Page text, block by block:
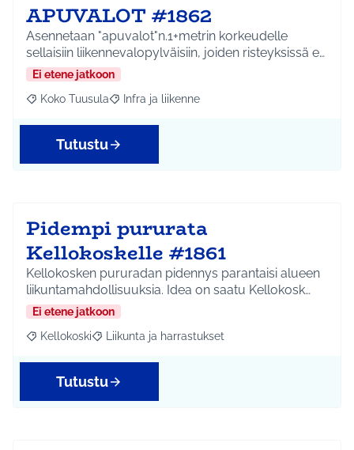
APUVALOT #1862
Asennetaan "apuvalot"n.1+metrin korkeudelle
sellaisiin liikennevalopylväisiin, joiden risteyksissä e…
Ei etene jatkoon
Rajaa tulokset aihepiirin mukaan: Koko Tuusula
Koko Tuusula Rajaa tulokset teeman mukaan: Infra ja liikenne
Infra ja liikenne
Tutustu
Pidempi pururata
Kellokoskelle #1861
Kellokosken pururadan pidennys parantaisi alueen
liikuntamahdollisuuksia. Idea on saatu Kellokosk…
Ei etene jatkoon
Rajaa tulokset aihepiirin mukaan: Kellokoski
Kellokoski Rajaa tulokset teeman mukaan: Liikunta ja
Liikunta ja harrastukset
Tutustu